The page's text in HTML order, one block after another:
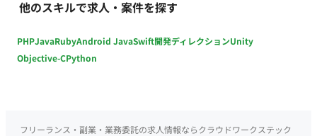
他のスキルで求人・案件を探す
PHPJavaRubyAndroid JavaSwift開発ディレクションUnity
Objective-CPython
フリーランス・副業・業務委託の求人情報ならクラウドワークステック